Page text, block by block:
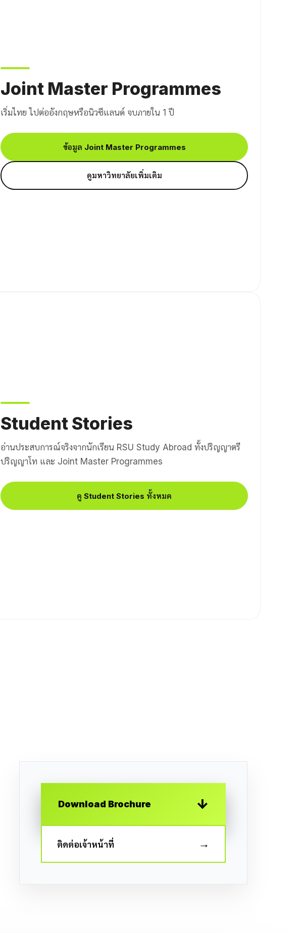
Joint Master Programmes
เริ่มไทย ไปต่ออังกฤษหรือนิวซีแลนด์ จบภายใน 1 ปี
ข้อมูล Joint Master Programmes
ดูมหาวิทยาลัยเพิ่มเติม
Student Stories
อ่านประสบการณ์จริงจากนักเรียน RSU Study Abroad ทั้งปริญญาตรี
ปริญญาโท และ Joint Master Programmes
ดู Student Stories ทั้งหมด
Download Brochure ↓
ติดต่อเจ้าหน้าที่ →